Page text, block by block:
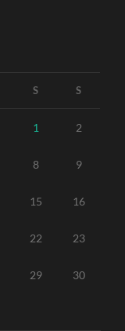
S S
1 2
8 9
15 16
22 23
29 30